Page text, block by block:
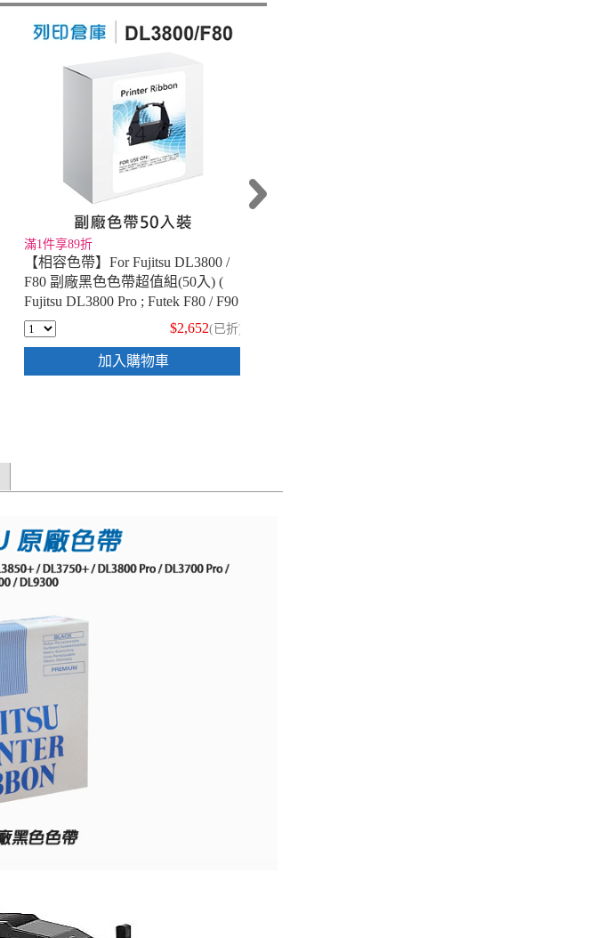
滿1件享89折
【相容色帶】For Fujitsu DL3800 /
F80 副廠黑色色帶超值組(50入) (
Fujitsu DL3800 Pro ; Futek F80 / F90
)
$2,652(已折)
加入購物車